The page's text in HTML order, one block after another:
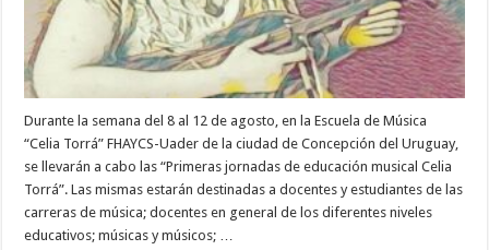
Durante la semana del 8 al 12 de agosto, en la Escuela de Música
“Celia Torrá” FHAYCS-Uader de la ciudad de Concepción del Uruguay,
se llevarán a cabo las “Primeras jornadas de educación musical Celia
Torrá”. Las mismas estarán destinadas a docentes y estudiantes de las
carreras de música; docentes en general de los diferentes niveles
educativos; músicas y músicos; …